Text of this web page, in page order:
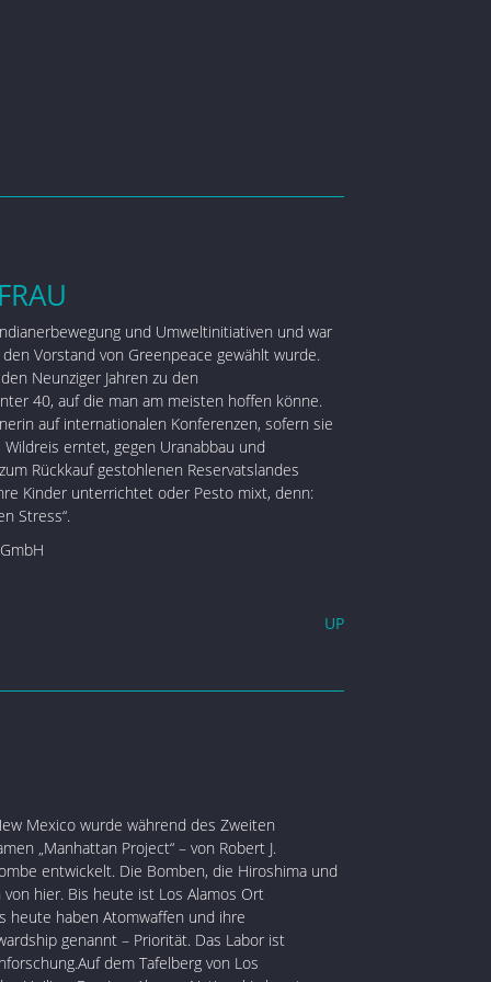
und Umweltinitiativen und war
Vorstand von Greenpeace gewählt wurde.
Neunziger Jahren zu den
40, auf die man am meisten hoffen könne.
auf internationalen Konferenzen, sofern sie
erntet, gegen Uranabbau und
Rückkauf gestohlenen Reservatslandes
Kinder unterrichtet oder Pesto mixt, denn:
Stress“.
UP
Mexico wurde während des Zweiten
„Manhattan Project“ – von Robert J.
entwickelt. Die Bomben, die Hiroshima und
hier. Bis heute ist Los Alamos Ort
heute haben Atomwaffen und ihre
genannt – Priorität. Das Labor ist
dem Tafelberg von Los